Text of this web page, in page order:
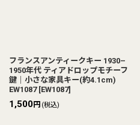
フランスアンティークキー 1930–
1950年代 ティアドロップモチーフ
鍵｜小さな家具キー(約4.1cm)
EW1087 [EW1087]
1,500円 (税込)